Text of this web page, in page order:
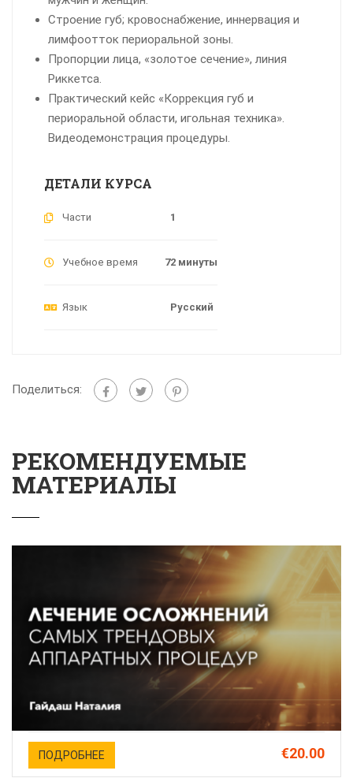
Строение губ; кровоснабжение, иннервация и
лимфоотток периоральной зоны.
Пропорции лица, «золотое сечение», линия
Риккетса.
Практический кейс «Коррекция губ и
периоральной области, игольная техника».
Видеодемонстрация процедуры.
ДЕТАЛИ КУРСА
Части 1
Учебное время 72 минуты
Язык Русский
Поделиться:
РЕКОМЕНДУЕМЫЕ
МАТЕРИАЛЫ
ПОДРОБНЕЕ €20.00